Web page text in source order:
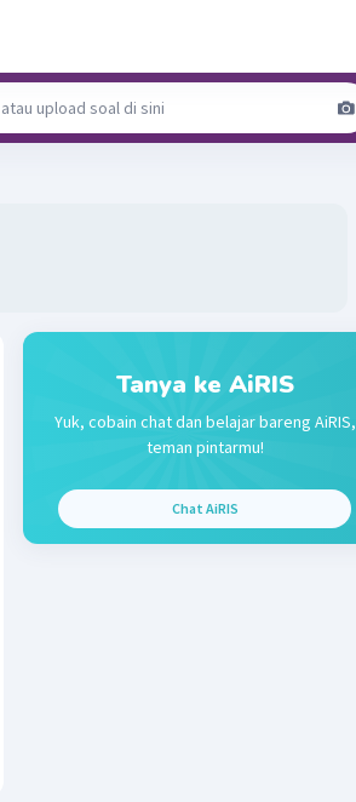
Tanya ke AiRIS
Yuk, cobain chat dan belajar bareng AiRIS,
teman pintarmu!
Chat AiRIS